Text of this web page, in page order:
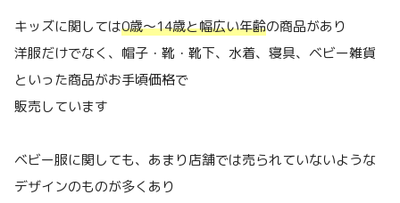
キッズに関しては0歳～14歳と幅広い年齢の商品があり
洋服だけでなく、帽子・靴・靴下、水着、寝具、ベビー雑貨
といった商品がお手頃価格で
販売しています
ベビー服に関しても、あまり店舗では売られていないような
デザインのものが多くあり